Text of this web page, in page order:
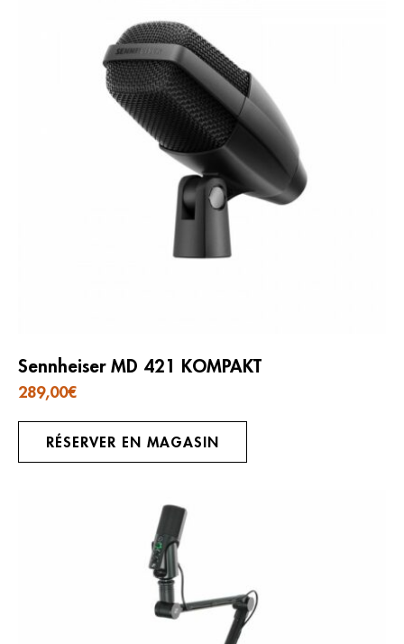
Sennheiser MD 421 KOMPAKT
289,00€
RÉSERVER EN MAGASIN